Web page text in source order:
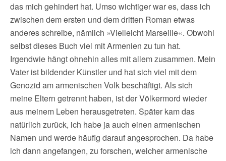
das mich gehindert hat. Umso wichtiger war es, dass ich
zwischen dem ersten und dem dritten Roman etwas
anderes schreibe, nämlich »Vielleicht Marseille«. Obwohl
selbst dieses Buch viel mit Armenien zu tun hat.
Irgendwie hängt ohnehin alles mit allem zusammen. Mein
Vater ist bildender Künstler und hat sich viel mit dem
Genozid am armenischen Volk beschäftigt. Als sich
meine Eltern getrennt haben, ist der Völkermord wieder
aus meinem Leben herausgetreten. Später kam das
natürlich zurück, ich habe ja auch einen armenischen
Namen und werde häufig darauf angesprochen. Da habe
ich dann angefangen, zu forschen, welcher armenische